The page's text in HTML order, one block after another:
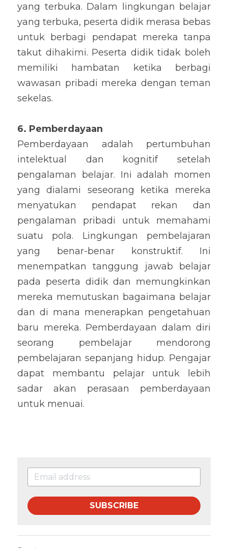
yang terbuka. Dalam lingkungan belajar
yang terbuka, peserta didik merasa bebas
untuk berbagi pendapat mereka tanpa
takut dihakimi. Peserta didik tidak boleh
memiliki hambatan ketika berbagi
wawasan pribadi mereka dengan teman
sekelas.
6. Pemberdayaan
Pemberdayaan adalah pertumbuhan
intelektual dan kognitif setelah
pengalaman belajar. Ini adalah momen
yang dialami seseorang ketika mereka
menyatukan pendapat rekan dan
pengalaman pribadi untuk memahami
suatu pola. Lingkungan pembelajaran
yang benar-benar konstruktif. Ini
menempatkan tanggung jawab belajar
pada peserta didik dan memungkinkan
mereka memutuskan bagaimana belajar
dan di mana menerapkan pengetahuan
baru mereka. Pemberdayaan dalam diri
seorang pembelajar mendorong
pembelajaran sepanjang hidup. Pengajar
dapat membantu pelajar untuk lebih
sadar akan perasaan pemberdayaan
untuk menuai.
SUBSCRIBE